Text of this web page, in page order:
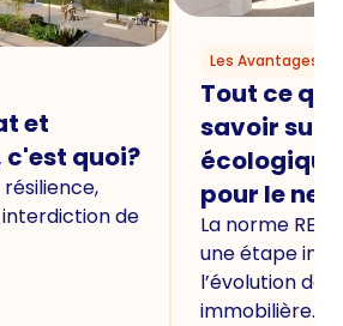
et
c'est quoi?
de
Les Avantages
Tout ce
savoir sur
écologique
pour le
La norme
une étape
l’évolution de
immobilière.